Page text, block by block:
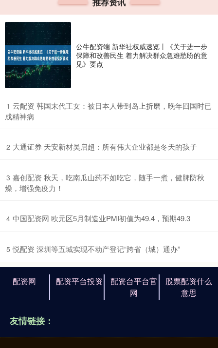
公牛配资端 新华社权威速览丨《关于进一步
保障和改善民生 着力解决群众急难愁盼的意
见》要点
1 ​云配资 韩国末代王女：被日本人带到岛上折磨，晚年回国时已
成精神病
2 ​大通证券 天安新材吴启超：所有伟大企业都是冬天的孩子
3 ​嘉创配资 秋天，吃南瓜山药不如吃它，随手一煮，健脾防秋
燥，增强免疫力！
4 ​中国配资网 欧元区5月制造业PMI初值为49.4，预期49.3
5 ​悦配资 深圳等五城实现不动产登记“跨省（城）通办”
配资网 配资平台投资
配资台平台官
网
股票配资什么
意思
友情链接：